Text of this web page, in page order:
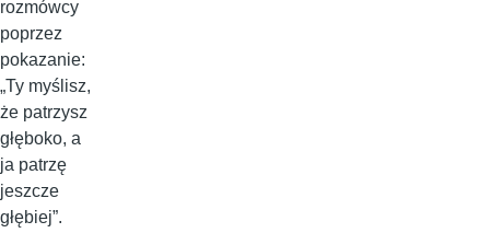
rozmówcy
poprzez
pokazanie:
„Ty myślisz,
że patrzysz
głęboko, a
ja patrzę
jeszcze
głębiej”.